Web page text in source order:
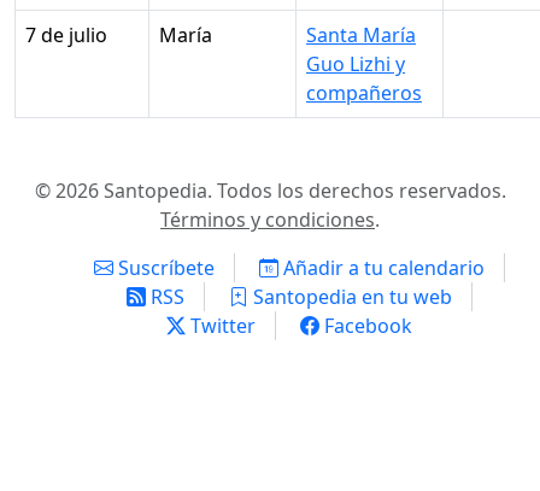
7 de julio
María
Santa María
Guo Lizhi y
compañeros
© 2026 Santopedia. Todos los derechos reservados.
Términos y condiciones.
Suscríbete
Añadir a tu calendario
RSS
Santopedia en tu web
Twitter
Facebook